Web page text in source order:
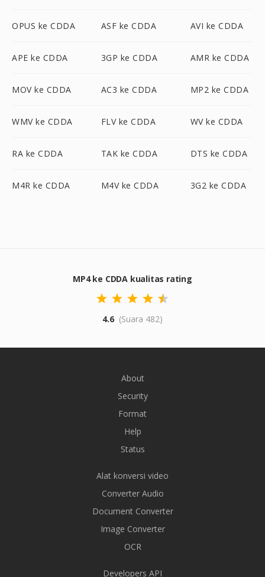
OPUS ke CDDA ASF ke CDDA AVI ke CDDA
APE ke CDDA 3GP ke CDDA AMR ke CDDA
MOV ke CDDA AC3 ke CDDA MP2 ke CDDA
WMV ke CDDA FLV ke CDDA WV ke CDDA
RA ke CDDA TAK ke CDDA DTS ke CDDA
M4R ke CDDA M4V ke CDDA 3G2 ke CDDA
MP4 ke CDDA kualitas rating
4.6 (Suara 482)
About
Security
Format
Help
Status
Alat konversi video
Converter Audio
Document Converter
Image Converter
OCR
Developers API